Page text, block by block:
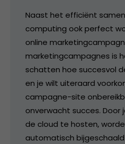
Naast het efficiënt
computing ook perfect
online
marketingcampagnes is
schatten hoe succesvol
en je wilt uiteraard
campagne-site
onverwacht succes.
de cloud te hosten,
automatisch